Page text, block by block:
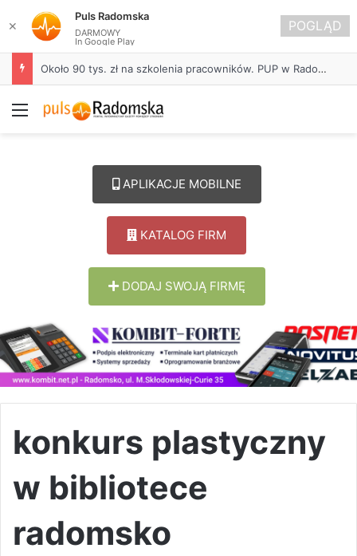
Około 90 tys. zł na szkolenia pracowników. PUP w Radomsku ogłasza nabór wniosków
Menu
APLIKACJE MOBILNE
KATALOG FIRM
DODAJ SWOJĄ FIRMĘ
konkurs plastyczny
w bibliotece
radomsko
✕
Puls Radomska
DARMOWY
In Google Play
POGLĄD